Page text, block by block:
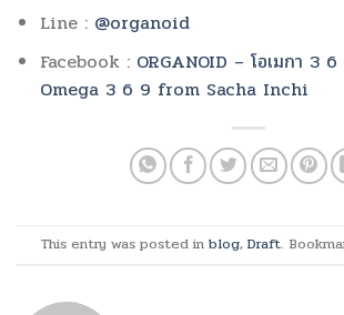
Line : @organoid
Facebook : ORGANOID – โอเมกา 3
Omega 3 6 9 from Sacha Inchi
This entry was posted in blog, Draft.